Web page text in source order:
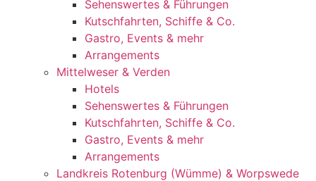
Sehenswertes & Führungen
Kutschfahrten, Schiffe & Co.
Gastro, Events & mehr
Arrangements
Mittelweser & Verden
Hotels
Sehenswertes & Führungen
Kutschfahrten, Schiffe & Co.
Gastro, Events & mehr
Arrangements
Landkreis Rotenburg (Wümme) & Worpswede